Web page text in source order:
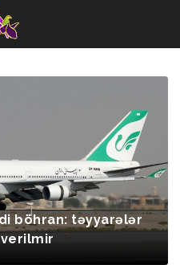
böhran: təyyarələr
verilmir